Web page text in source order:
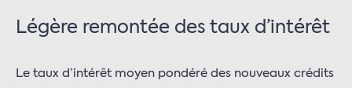
Légère remontée des taux d’intérêt
Le taux d’intérêt moyen pondéré des nouveaux crédits